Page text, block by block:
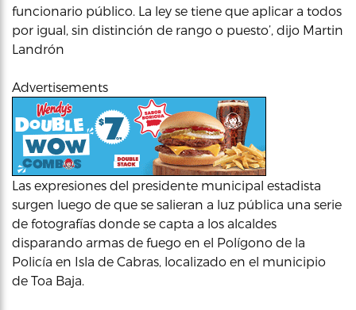
funcionario público. La ley se tiene que aplicar a todos
por igual, sin distinción de rango o puesto’, dijo Martin
Landrón
Advertisements
Las expresiones del presidente municipal estadista
surgen luego de que se salieran a luz pública una serie
de fotografías donde se capta a los alcaldes
disparando armas de fuego en el Polígono de la
Policía en Isla de Cabras, localizado en el municipio
de Toa Baja.